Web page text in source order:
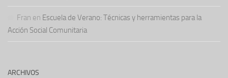
Fran en Escuela de Verano: Técnicas y herramientas para la
Acción Social Comunitaria
ARCHIVOS